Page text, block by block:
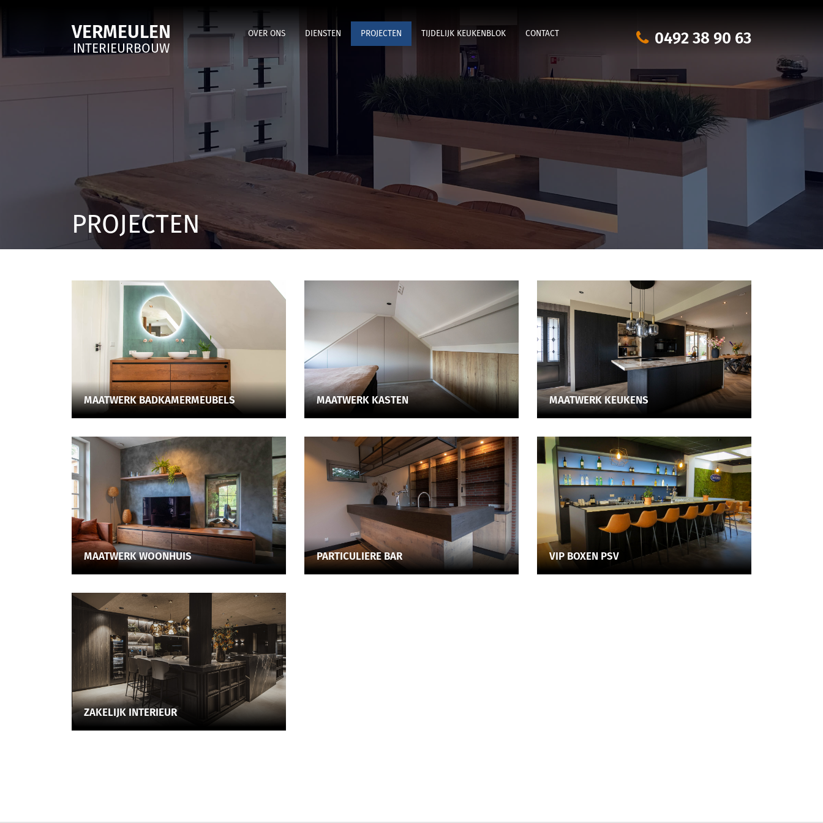
VERMEULEN
INTERIEURBOUW 0492 38 90 63
OVER ONS DIENSTEN PROJECTEN TIJDELIJK KEUKENBLOK CONTACT
PROJECTEN
MAATWERK BADKAMERMEUBELS MAATWERK KASTEN MAATWERK KEUKENS
MAATWERK WOONHUIS PARTICULIERE BAR VIP BOXEN PSV
ZAKELIJK INTERIEUR